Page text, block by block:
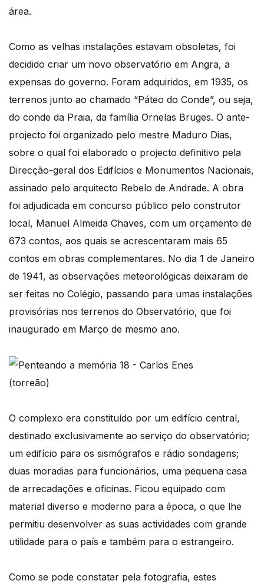
área.
Como as velhas instalações estavam obsoletas, foi
decidido criar um novo observatório em Angra, a
expensas do governo. Foram adquiridos, em 1935, os
terrenos junto ao chamado “Páteo do Conde”, ou seja,
do conde da Praia, da família Ornelas Bruges. O ante-
projecto foi organizado pelo mestre Maduro Dias,
sobre o qual foi elaborado o projecto definitivo pela
Direcção-geral dos Edifícios e Monumentos Nacionais,
assinado pelo arquitecto Rebelo de Andrade. A obra
foi adjudicada em concurso público pelo construtor
local, Manuel Almeida Chaves, com um orçamento de
673 contos, aos quais se acrescentaram mais 65
contos em obras complementares. No dia 1 de Janeiro
de 1941, as observações meteorológicas deixaram de
ser feitas no Colégio, passando para umas instalações
provisórias nos terrenos do Observatório, que foi
inaugurado em Março de mesmo ano.
(torreão)
O complexo era constituído por um edifício central,
destinado exclusivamente ao serviço do observatório;
um edifício para os sismógrafos e rádio sondagens;
duas moradias para funcionários, uma pequena casa
de arrecadações e oficinas. Ficou equipado com
material diverso e moderno para a época, o que lhe
permitiu desenvolver as suas actividades com grande
utilidade para o país e também para o estrangeiro.
Como se pode constatar pela fotografia, estes